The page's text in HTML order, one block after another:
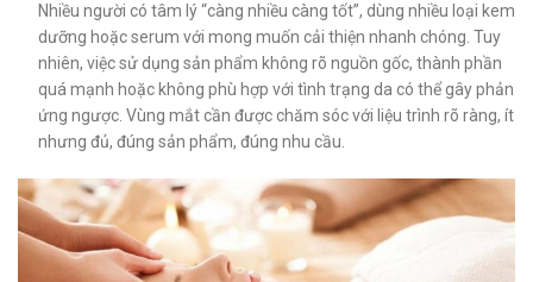
Nhiều người có tâm lý “càng nhiều càng tốt”, dùng nhiều loại kem
dưỡng hoặc serum với mong muốn cải thiện nhanh chóng. Tuy
nhiên, việc sử dụng sản phẩm không rõ nguồn gốc, thành phần
quá mạnh hoặc không phù hợp với tình trạng da có thể gây phản
ứng ngược. Vùng mắt cần được chăm sóc với liệu trình rõ ràng, ít
nhưng đủ, đúng sản phẩm, đúng nhu cầu.